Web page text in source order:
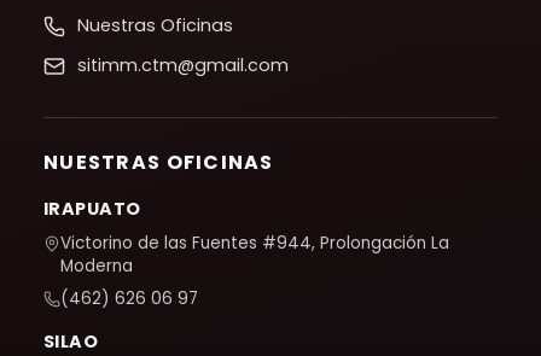
Nuestras Oficinas
sitimm.ctm@gmail.com
NUESTRAS OFICINAS
IRAPUATO
Victorino de las Fuentes #944, Prolongación La
Moderna
(462) 626 06 97
SILAO